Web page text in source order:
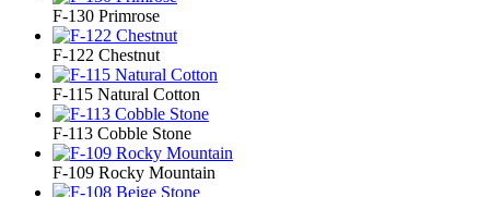
F-130 Primrose
F-122 Chestnut
F-115 Natural Cotton
F-113 Cobble Stone
F-109 Rocky Mountain